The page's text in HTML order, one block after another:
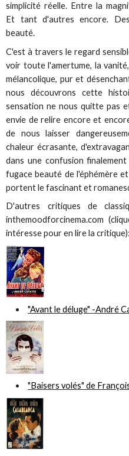
simplicité réelle. Entre la
Et tant d'autres encore.
beauté.
C'est à travers le regard
voir toute l'amertume, la
mélancolique, pur et
nous découvrons cette
sensation ne nous quitte pas
envie de relire encore et
de nous laisser
chaleur écrasante,
dans une confusion
fugace beauté de l'éphémère
portent le fascinant et
D'autres critiques de
inthemoodforcinema.com
intéresse pour en lire la critique):
"Avant le déluge" -André
"Baisers volés" de